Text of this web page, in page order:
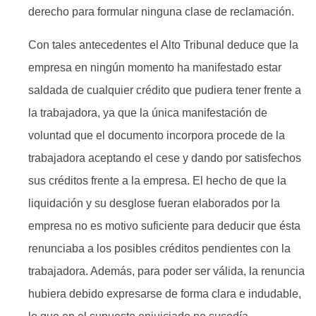
derecho ​para formular ninguna clase de reclamación.
Con tales antecedentes el Alto Tribunal deduce que la
empresa en ningún momento ha manifestado estar
saldada de cualquier crédito que pudiera tener frente a
la trabajadora, ya que la única manifestación de
voluntad que el documento incorpora procede de la
trabajadora aceptando el cese y dando por satisfechos
sus créditos frente a la empresa. El hecho de que la
liquidación y su desglose fueran elaborados por la
empresa no es motivo suficiente para deducir que ésta
renunciaba a los posibles créditos pendientes con la
trabajadora. Además, para poder ser válida, la renuncia
hubiera debido expresarse​ de forma clara e indudable,